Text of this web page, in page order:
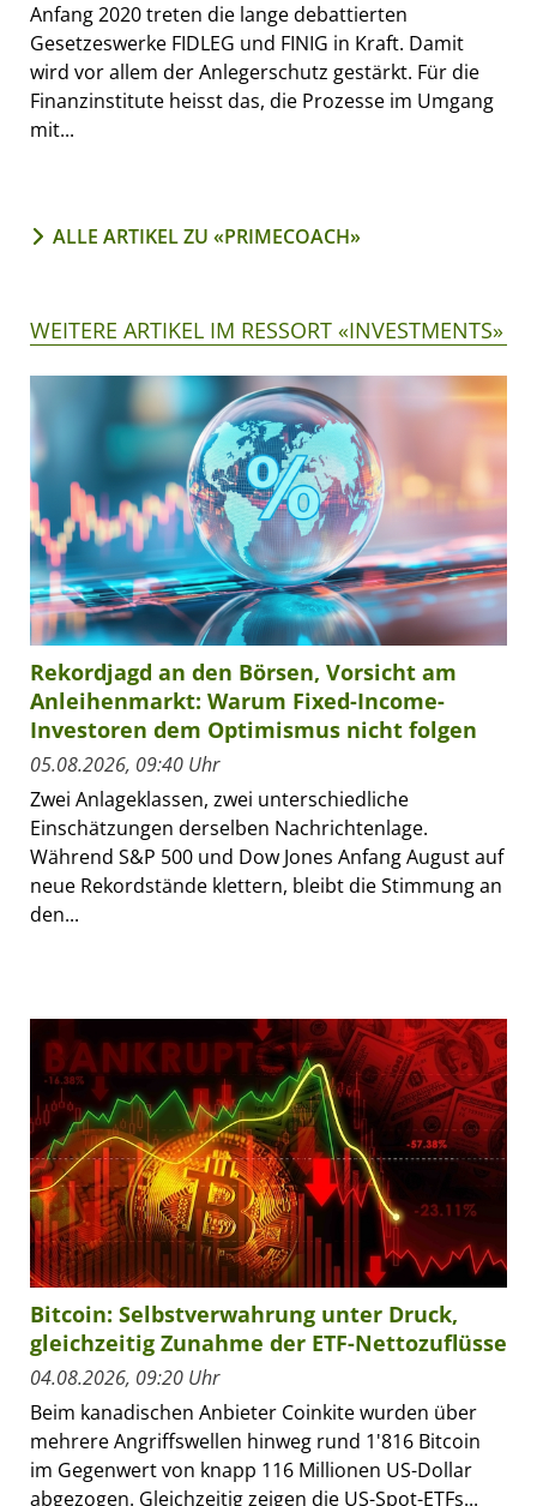
Anfang 2020 treten die lange debattierten
Gesetzeswerke FIDLEG und FINIG in Kraft. Damit
wird vor allem der Anlegerschutz gestärkt. Für die
Finanzinstitute heisst das, die Prozesse im Umgang
mit...
ALLE ARTIKEL ZU «PRIMECOACH»
WEITERE ARTIKEL IM RESSORT «INVESTMENTS»
Rekordjagd an den Börsen, Vorsicht am
Anleihenmarkt: Warum Fixed-Income-
Investoren dem Optimismus nicht folgen
05.08.2026, 09:40 Uhr
Zwei Anlageklassen, zwei unterschiedliche
Einschätzungen derselben Nachrichtenlage.
Während S&P 500 und Dow Jones Anfang August auf
neue Rekordstände klettern, bleibt die Stimmung an
den...
Bitcoin: Selbstverwahrung unter Druck,
gleichzeitig Zunahme der ETF-Nettozuflüsse
04.08.2026, 09:20 Uhr
Beim kanadischen Anbieter Coinkite wurden über
mehrere Angriffswellen hinweg rund 1'816 Bitcoin
im Gegenwert von knapp 116 Millionen US-Dollar
abgezogen. Gleichzeitig zeigen die US-Spot-ETFs...